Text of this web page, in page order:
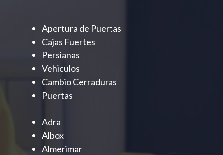
Apertura de Puertas
Cajas Fuertes
Persianas
Vehiculos
Cambio Cerraduras
Puertas
Adra
Albox
Almerimar